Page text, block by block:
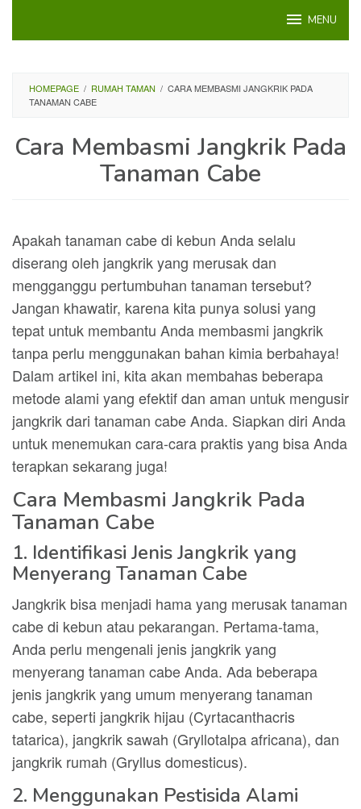
MENU
HOMEPAGE / RUMAH TAMAN / CARA MEMBASMI JANGKRIK PADA
TANAMAN CABE
Cara Membasmi Jangkrik Pada
Tanaman Cabe
Apakah tanaman cabe di kebun Anda selalu
diserang oleh jangkrik yang merusak dan
mengganggu pertumbuhan tanaman tersebut?
Jangan khawatir, karena kita punya solusi yang
tepat untuk membantu Anda membasmi jangkrik
tanpa perlu menggunakan bahan kimia berbahaya!
Dalam artikel ini, kita akan membahas beberapa
metode alami yang efektif dan aman untuk mengusir
jangkrik dari tanaman cabe Anda. Siapkan diri Anda
untuk menemukan cara-cara praktis yang bisa Anda
terapkan sekarang juga!
Cara Membasmi Jangkrik Pada
Tanaman Cabe
1. Identifikasi Jenis Jangkrik yang
Menyerang Tanaman Cabe
Jangkrik bisa menjadi hama yang merusak tanaman
cabe di kebun atau pekarangan. Pertama-tama,
Anda perlu mengenali jenis jangkrik yang
menyerang tanaman cabe Anda. Ada beberapa
jenis jangkrik yang umum menyerang tanaman
cabe, seperti jangkrik hijau (Cyrtacanthacris
tatarica), jangkrik sawah (Gryllotalpa africana), dan
jangkrik rumah (Gryllus domesticus).
2. Menggunakan Pestisida Alami